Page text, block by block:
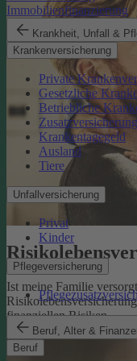
Immobilienfinanzierung
Krankheit, Unfall &
Krankenversicherung
Private
Gesetzliche
Betriebliche
Krankentagegeld
Ausland
Tiere
Unfallversicherung
Privat
Kinder
Pflegeversicherung
Beruf, Alter &
Beruf
Ist meine Familie
finanziellen Risiken.
Risikolebensversicherung